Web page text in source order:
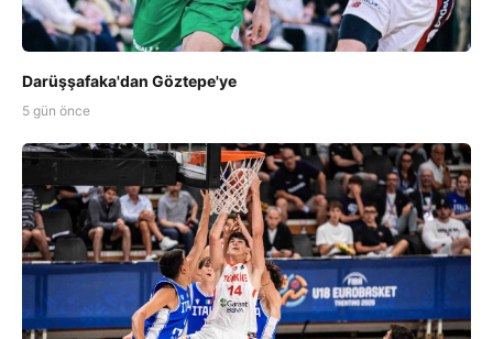
Darüşşafaka'dan Göztepe'ye
5 gün önce